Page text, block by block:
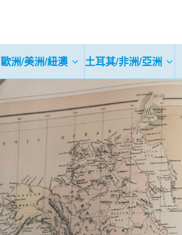
歐洲/美洲/紐澳 土耳其/非洲/亞洲